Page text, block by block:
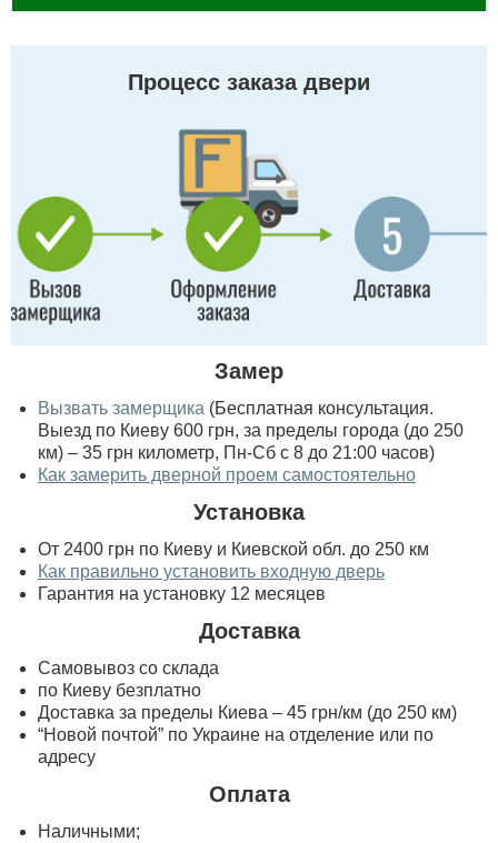
Процесс заказа двери
Замер
Вызвать замерщика (Бесплатная консультация.
Выезд по Киеву 600 грн, за пределы города (до 250
км) – 35 грн километр, Пн-Сб с 8 до 21:00 часов)
Как замерить дверной проем самостоятельно
Установка
От 2400 грн по Киеву и Киевской обл. до 250 км
Как правильно установить входную дверь
Гарантия на установку 12 месяцев
Доставка
Самовывоз со склада
по Киеву безплатно
Доставка за пределы Киева – 45 грн/км (до 250 км)
“Новой почтой” по Украине на отделение или по
адресу
Оплата
Наличными;